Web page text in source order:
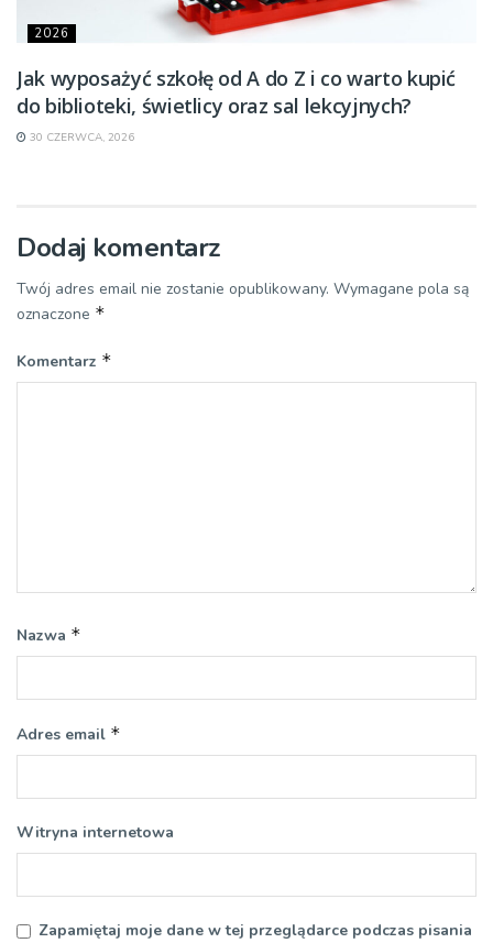
2026
Jak wyposażyć szkołę od A do Z i co warto kupić
do biblioteki, świetlicy oraz sal lekcyjnych?
30 CZERWCA, 2026
Dodaj komentarz
Twój adres email nie zostanie opublikowany. Wymagane pola są
oznaczone *
Komentarz *
Nazwa *
Adres email *
Witryna internetowa
Zapamiętaj moje dane w tej przeglądarce podczas pisania